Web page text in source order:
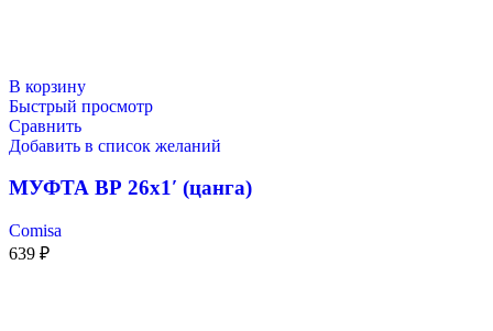
В корзину
Быстрый просмотр
Сравнить
Добавить в список желаний
МУФТА ВР 26х1′ (цанга)
Comisa
639 ₽